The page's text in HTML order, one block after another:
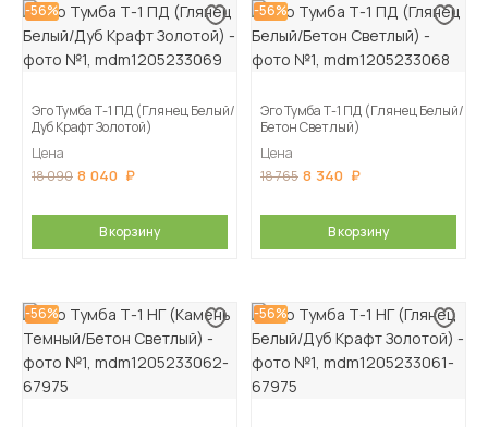
-56%
Эго Тумба Т-1 ПД (Глянец Белый/
Дуб Крафт Золотой)
Цена
18 090 8 040
В корзину
-56%
Эго Тумба Т-1 ПД (Глянец Белый/
Бетон Светлый)
Цена
18 765 8 340
В корзину
-56% -56%